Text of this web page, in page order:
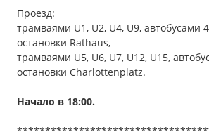
Проезд:
трамваями U1, U2, U4, U9, автобусами
остановки Rathaus,
трамваями U5, U6, U7, U12, U15,
остановки Сharlottenplatz.
Начало в 18:00.